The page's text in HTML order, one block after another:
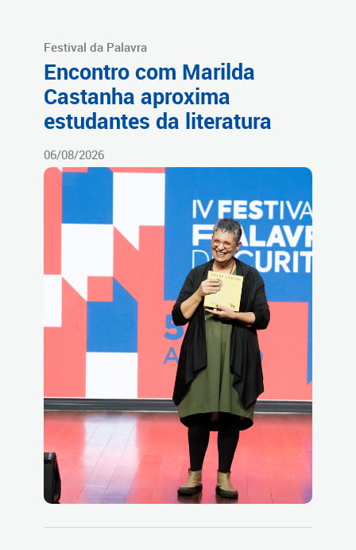
Festival da Palavra
Encontro com Marilda
Castanha aproxima
estudantes da literatura
06/08/2026